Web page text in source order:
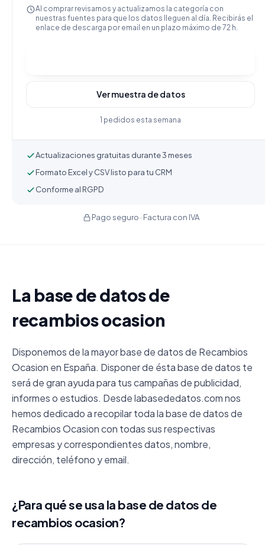
Al comprar revisamos y actualizamos la categoría con
nuestras fuentes para que los datos lleguen al día. Recibirás el
enlace de descarga por email en un plazo máximo de 72 h.
Ver muestra de datos
1 pedidos esta semana
Actualizaciones gratuitas durante 3 meses
Formato Excel y CSV listo para tu CRM
Conforme al RGPD
Pago seguro · Factura con IVA
La base de datos de
recambios ocasion
Disponemos de la mayor base de datos de Recambios
Ocasion en España. Disponer de ésta base de datos te
será de gran ayuda para tus campañas de publicidad,
informes o estudios. Desde labasededatos.com nos
hemos dedicado a recopilar toda la base de datos de
Recambios Ocasion con todas sus respectivas
empresas y correspondientes datos, nombre,
dirección, teléfono y email.
¿Para qué se usa la base de datos de
recambios ocasion?